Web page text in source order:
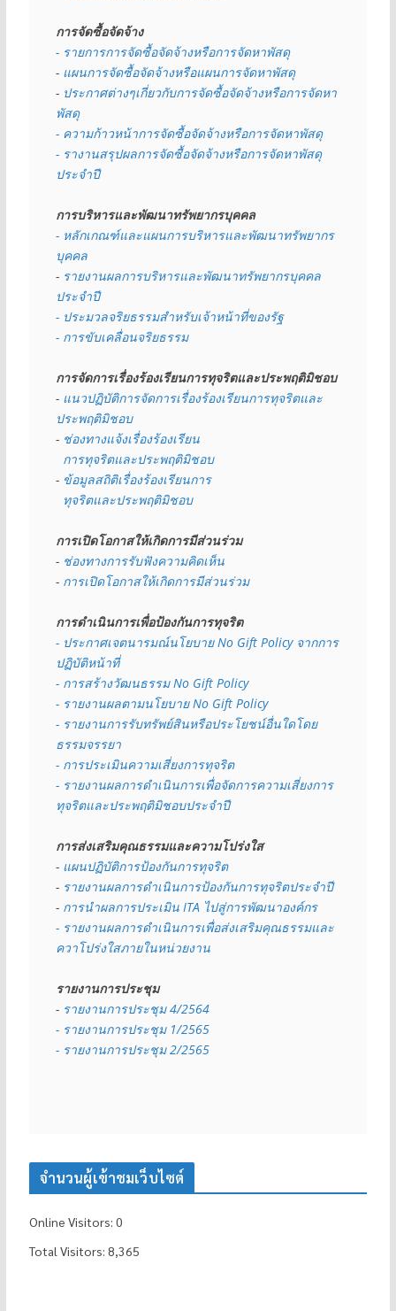
การจัดซื้อจัดจ้าง
- รายการการจัดซื้อจัดจ้างหรือการจัดหาพัสดุ
- แผนการจัดซื้อจัดจ้างหรือแผนการจัดหาพัสดุ
- ประกาศต่างๆเกี่ยวกับการจัดซื้อจัดจ้างหรือการจัดหา
พัสดุ
- ความก้าวหน้าการจัดซื้อจัดจ้างหรือการจัดหาพัสดุ
- รางานสรุปผลการจัดซื้อจัดจ้างหรือการจัดหาพัสดุ
ประจำปี
การบริหารและพัฒนาทรัพยากรบุคคล
- หลักเกณฑ์และแผนการบริหารและพัฒนาทรัพยากร
บุคคล
- รายงานผลการบริหารและพัฒนาทรัพยากรบุคคล
ประจำปี
- ประมวลจริยธรรมสำหรับเจ้าหน้าที่ของรัฐ
- การขับเคลื่อนจริยธรรม
การจัดการเรื่องร้องเรียนการทุจริตและประพฤติมิชอบ
- แนวปฏิบัติการจัดการเรื่องร้องเรียนการทุจริตและ
ประพฤติมิชอบ
- ช่องทางแจ้งเรื่องร้องเรียน
  การทุจริตและประพฤติมิชอบ
- ข้อมูลสถิติเรื่องร้องเรียนการ
  ทุจริตและประพฤติมิชอบ
การเปิดโอกาสให้เกิดการมีส่วนร่วม
- ช่องทางการรับฟังความคิดเห็น
- การเปิดโอกาสให้เกิดการมีส่วนร่วม
การดำเนินการเพื่อป้องกันการทุจริต
- ประกาศเจตนารมณ์นโยบาย No Gift Policy จากการ
ปฏิบัติหน้าที่
- การสร้างวัฒนธรรม No Gift Policy
- รายงานผลตามนโยบาย No Gift Policy
- รายงานการรับทรัพย์สินหรือประโยชน์อื่นใดโดย
ธรรมจรรยา
- การประเมินความเสี่ยงการทุจริต
- รายงานผลการดำเนินการเพื่อจัดการความเสี่ยงการ
ทุจริตและประพฤติมิชอบประจำปี
การส่งเสริมคุณธรรมและความโปร่งใส
- แผนปฏิบัติการป้องกันการทุจริต
- รายงานผลการดำเนินการป้องกันการทุจริตประจำปี
- การนำผลการประเมิน ITA ไปสู่การพัฒนาองค์กร
- รายงานผลการดำเนินการเพื่อส่งเสริมคุณธรรมและ
ควาโปร่งใสภายในหน่วยงาน
รายงานการประชุม
- รายงานการประชุม 4/2564
- รายงานการประชุม 1/2565
- รายงานการประชุม 2/2565
จำนวนผู้เข้าชมเว็บไซต์
Online Visitors: 0
Total Visitors: 8,365